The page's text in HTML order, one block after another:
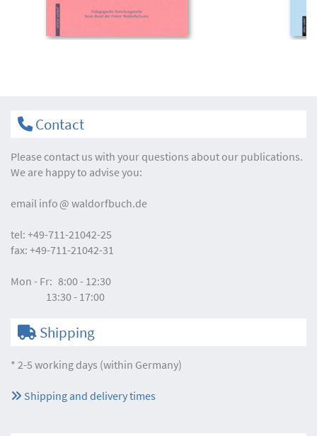
Contact
Please contact us with your questions about our publications.
We are happy to advise you:
email info waldorfbuch.de
tel: +49-711-21042-25
fax: +49-711-21042-31
Mon - Fr: 8:00 - 12:30
13:30 - 17:00
Shipping
* 2-5 working days (within Germany)
Shipping and delivery times